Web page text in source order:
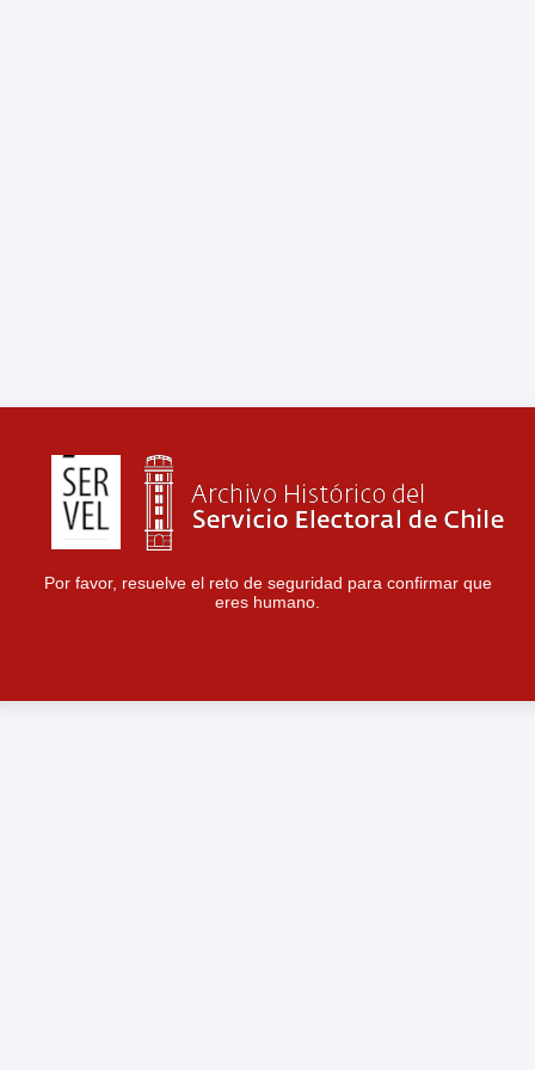
Por favor, resuelve el reto de seguridad para confirmar que
eres humano.